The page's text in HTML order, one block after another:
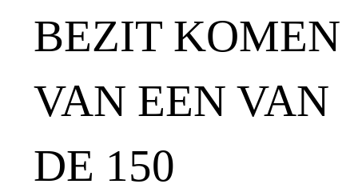
BEZIT KOMEN
VAN EEN VAN
DE 150